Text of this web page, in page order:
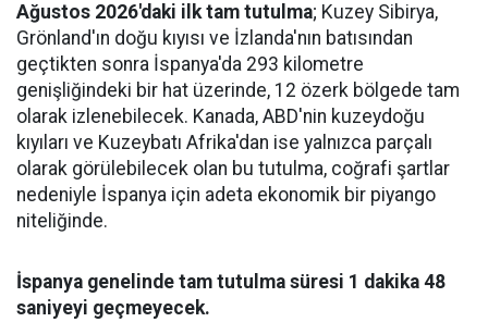
Ağustos 2026'daki ilk tam tutulma; Kuzey Sibirya,
Grönland'ın doğu kıyısı ve İzlanda'nın batısından
geçtikten sonra İspanya'da 293 kilometre
genişliğindeki bir hat üzerinde, 12 özerk bölgede tam
olarak izlenebilecek. Kanada, ABD'nin kuzeydoğu
kıyıları ve Kuzeybatı Afrika'dan ise yalnızca parçalı
olarak görülebilecek olan bu tutulma, coğrafi şartlar
nedeniyle İspanya için adeta ekonomik bir piyango
niteliğinde.
İspanya genelinde tam tutulma süresi 1 dakika 48
saniyeyi geçmeyecek.